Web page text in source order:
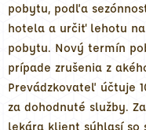
pobytu, podľa
hotela a určiť lehotu
pobytu. Nový termín
prípade zrušenia z
Prevádzkovateľ účtuje
za dohodnuté služby.
lekára klient súhlasí so